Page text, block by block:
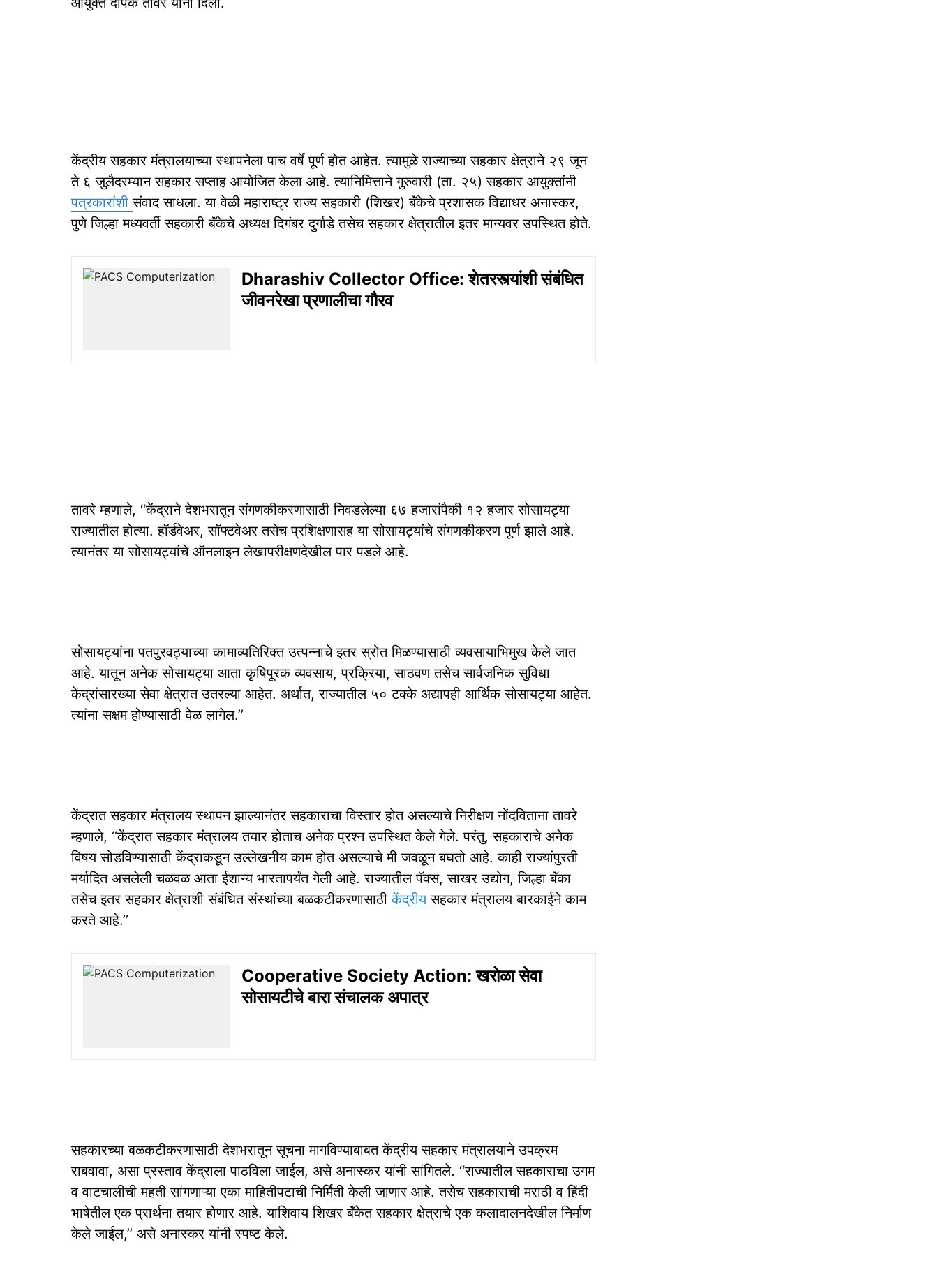
केंद्रीय सहकार मंत्रालयाच्या स्थापनेला पाच वर्षे पूर्ण होत आहेत. त्यामुळे राज्याच्या सहकार क्षेत्राने २९ जून
ते ६ जुलैदरम्यान सहकार सप्ताह आयोजित केला आहे. त्यानिमित्ताने गुरुवारी (ता. २५) सहकार आयुक्तांनी
पत्रकारांशीसंवाद साधला. या वेळी महाराष्ट्र राज्य सहकारी (शिखर) बॅंकेचे प्रशासक विद्याधर अनास्कर,
पुणे जिल्हा मध्यवर्ती सहकारी बॅंकेचे अध्यक्ष दिगंबर दुर्गाडे तसेच सहकार क्षेत्रातील इतर मान्यवर उपस्थित होते.
Dharashiv Collector Office: शेतरस्त्यांशी संबंधित
जीवनरेखा प्रणालीचा गौरव
तावरे म्हणाले, ‘‘केंद्राने देशभरातून संगणकीकरणासाठी निवडलेल्या ६७ हजारांपैकी १२ हजार सोसायट्या
राज्यातील होत्या. हॉर्डवेअर, सॉफ्टवेअर तसेच प्रशिक्षणासह या सोसायट्यांचे संगणकीकरण पूर्ण झाले आहे.
त्यानंतर या सोसायट्यांचे ऑनलाइन लेखापरीक्षणदेखील पार पडले आहे.
सोसायट्यांना पतपुरवठ्याच्या कामाव्यतिरिक्त उत्पन्नाचे इतर स्रोत मिळण्यासाठी व्यवसायाभिमुख केले जात
आहे. यातून अनेक सोसायट्या आता कृषिपूरक व्यवसाय, प्रक्रिया, साठवण तसेच सार्वजनिक सुविधा
केंद्रांसारख्या सेवा क्षेत्रात उतरल्या आहेत. अर्थात, राज्यातील ५० टक्के अद्यापही आर्थिक सोसायट्या आहेत.
त्यांना सक्षम होण्यासाठी वेळ लागेल.’’
केंद्रात सहकार मंत्रालय स्थापन झाल्यानंतर सहकाराचा विस्तार होत असल्याचे निरीक्षण नोंदविताना तावरे
म्हणाले, ‘‘केंद्रात सहकार मंत्रालय तयार होताच अनेक प्रश्न उपस्थित केले गेले. परंतु, सहकाराचे अनेक
विषय सोडविण्यासाठी केंद्राकडून उल्लेखनीय काम होत असल्याचे मी जवळून बघतो आहे. काही राज्यांपुरती
मर्यादित असलेली चळवळ आता ईशान्य भारतापर्यंत गेली आहे. राज्यातील पॅक्स, साखर उद्योग, जिल्हा बॅंका
तसेच इतर सहकार क्षेत्राशी संबंधित संस्थांच्या बळकटीकरणासाठीकेंद्रीयसहकार मंत्रालय बारकाईने काम
करते आहे.’’
Cooperative Society Action: खरोळा सेवा
सोसायटीचे बारा संचालक अपात्र
सहकारच्या बळकटीकरणासाठी देशभरातून सूचना मागविण्याबाबत केंद्रीय सहकार मंत्रालयाने उपक्रम
राबवावा, असा प्रस्ताव केंद्राला पाठविला जाईल, असे अनास्कर यांनी सांगितले. ‘‘राज्यातील सहकाराचा उगम
व वाटचालीची महती सांगणाऱ्या एका माहितीपटाची निर्मिती केली जाणार आहे. तसेच सहकाराची मराठी व हिंदी
भाषेतील एक प्रार्थना तयार होणार आहे. याशिवाय शिखर बॅंकेत सहकार क्षेत्राचे एक कलादालनदेखील निर्माण
केले जाईल,’’ असे अनास्कर यांनी स्पष्ट केले.